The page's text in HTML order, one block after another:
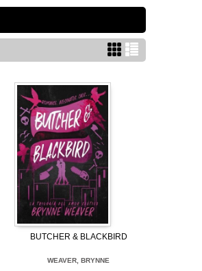
BUTCHER & BLACKBIRD
WEAVER, BRYNNE